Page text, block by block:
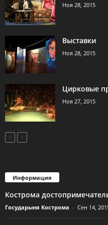
Ноя 28, 2015
Выставки
Ноя 28, 2015
Цирковые
Ноя 27, 2015
Информация
Кострома
Государыня Кострома - Сен 14,